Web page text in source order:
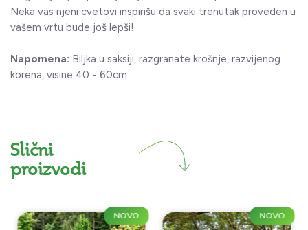
Neka vas njeni cvetovi inspirišu da svaki trenutak proveden u
vašem vrtu bude još lepši!
Napomena: Biljka u saksiji, razgranate krošnje, razvijenog
korena, visine 40 - 60cm.
Slični
proizvodi
NOVO NOVO